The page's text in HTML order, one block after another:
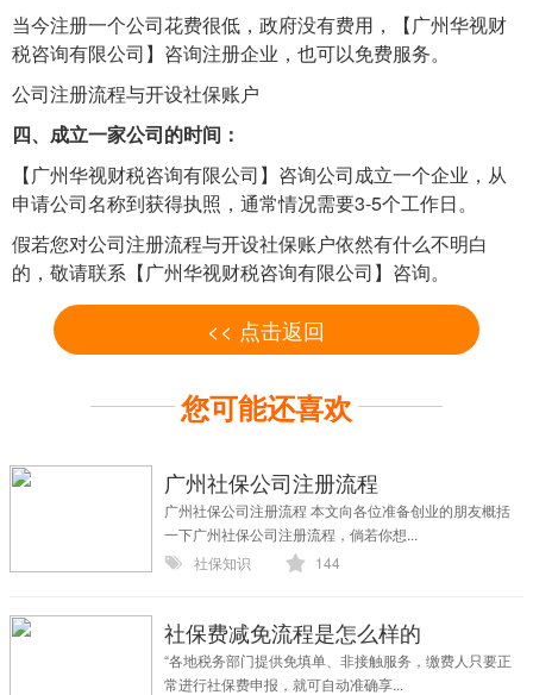
当今注册一个公司花费很低，政府没有费用，【广州华视财
税咨询有限公司】咨询注册企业，也可以免费服务。
公司注册流程与开设社保账户
四、成立一家公司的时间：
【广州华视财税咨询有限公司】咨询公司成立一个企业，从
申请公司名称到获得执照，通常情况需要3-5个工作日。
假若您对公司注册流程与开设社保账户依然有什么不明白
的，敬请联系【广州华视财税咨询有限公司】咨询。
<< 点击返回
您可能还喜欢
广州社保公司注册流程
广州社保公司注册流程 本文向各位准备创业的朋友概括
一下广州社保公司注册流程，倘若你想...
社保知识
144
社保费减免流程是怎么样的
“各地税务部门提供免填单、非接触服务，缴费人只要正
常进行社保费申报，就可自动准确享...